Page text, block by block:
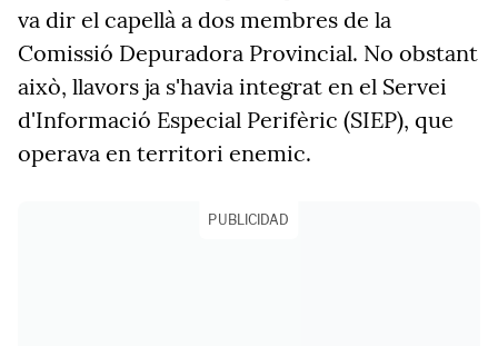
va dir el capellà a dos membres de la
Comissió Depuradora Provincial. No obstant
això, llavors ja s'havia integrat en el Servei
d'Informació Especial Perifèric (SIEP), que
operava en territori enemic.
PUBLICIDAD